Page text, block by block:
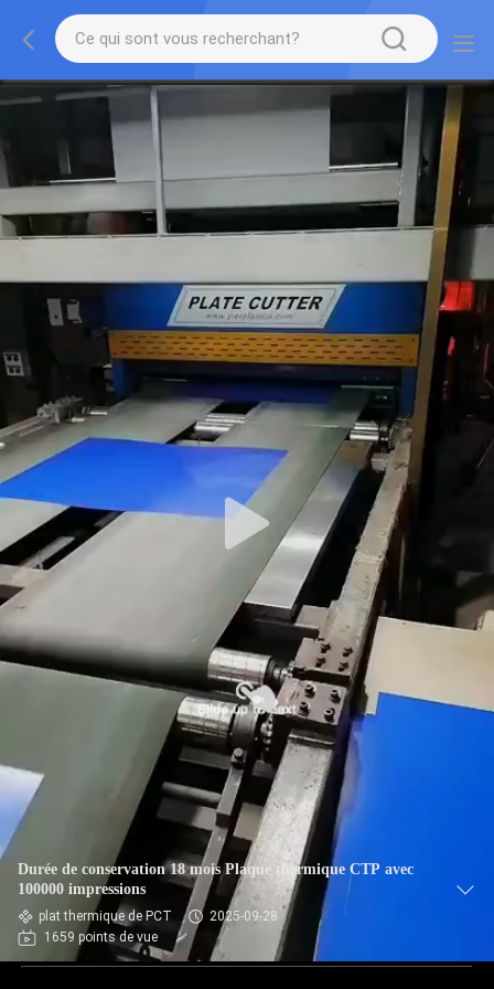
Durée de conservation 18 mois Plaque thermique CTP avec
100000 impressions
plat thermique de PCT
2025-09-28
1659 points de vue